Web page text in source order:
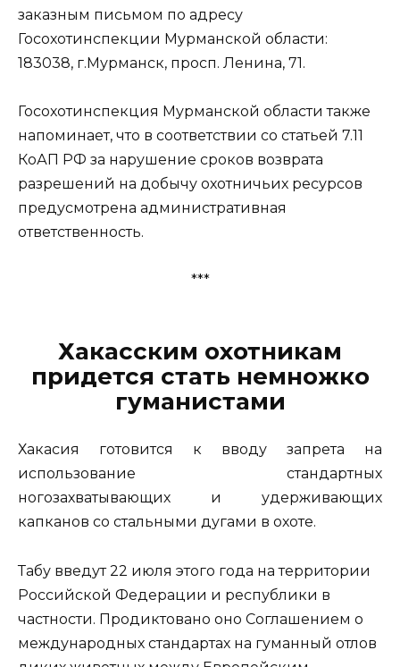
заказным письмом по адресу
Госохотинспекции Мурманской области:
183038, г.Мурманск, просп. Ленина, 71.
Госохотинспекция Мурманской области также
напоминает, что в соответствии со статьей 7.11
КоАП РФ за нарушение сроков возврата
разрешений на добычу охотничьих ресурсов
предусмотрена административная
ответственность.
***
Хакасским охотникам
придется стать немножко
гуманистами
Хакасия готовится к вводу запрета на
использование стандартных
ногозахватывающих и удерживающих
капканов со стальными дугами в охоте.
Табу введут 22 июля этого года на территории
Российской Федерации и республики в
частности. Продиктовано оно Соглашением о
международных стандартах на гуманный отлов